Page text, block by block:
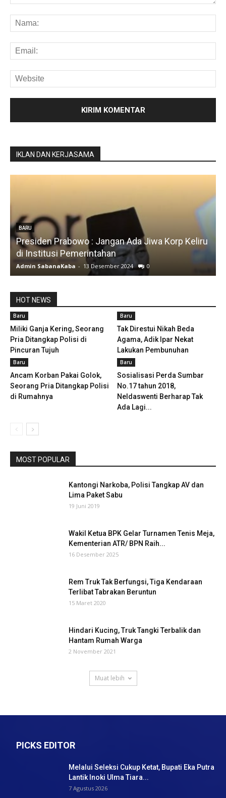
IKLAN DAN KERJASAMA
Prabowo : Jangan Ada Jiwa Korp Keliru
Pemerintahan
- 13 Desember 2024 0
BARU
Silfia
Admin
HOT NEWS
Baru
Miliki Ganja Kering, Seorang
Pria Ditangkap Polisi di
Pincuran Tujuh
Baru
Tak Direstui Nikah Beda
Agama, Adik Ipar Nekat
Lakukan Pembunuhan
Baru
Ancam Korban Pakai Golok,
Seorang Pria Ditangkap Polisi
di Rumahnya
Baru
Sosialisasi Perda Sumbar
No.17 tahun 2018,
Neldaswenti Berharap Tak
Ada Lagi...
MOST POPULAR
Kantongi Narkoba, Polisi Tangkap AV dan
Lima Paket Sabu
19 Juni 2019
Wakil Ketua BPK Gelar Turnamen Tenis Meja,
Kementerian ATR/ BPN Raih...
16 Desember 2025
Rem Truk Tak Berfungsi, Tiga Kendaraan
Terlibat Tabrakan Beruntun
15 Maret 2020
Hindari Kucing, Truk Tangki Terbalik dan
Hantam Rumah Warga
2 November 2021
Muat lebih
PICKS EDITOR
Melalui Seleksi Cukup Ketat, Bupati Eka Putra
Lantik Inoki Ulma Tiara...
7 Agustus 2026